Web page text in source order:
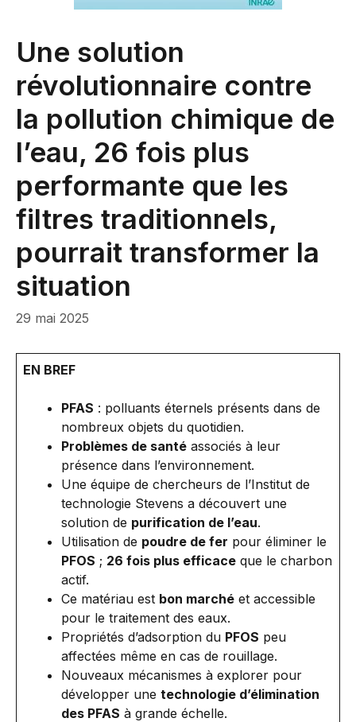
Une solution
révolutionnaire contre
la pollution chimique de
l’eau, 26 fois plus
performante que les
filtres traditionnels,
pourrait transformer la
situation
29 mai 2025
EN BREF
PFAS : polluants éternels présents dans de
nombreux objets du quotidien.
Problèmes de santé associés à leur
présence dans l’environnement.
Une équipe de chercheurs de l’Institut de
technologie Stevens a découvert une
solution de purification de l’eau.
Utilisation de poudre de fer pour éliminer le
PFOS ; 26 fois plus efficace que le charbon
actif.
Ce matériau est bon marché et accessible
pour le traitement des eaux.
Propriétés d’adsorption du PFOS peu
affectées même en cas de rouillage.
Nouveaux mécanismes à explorer pour
développer une technologie d’élimination
des PFAS à grande échelle.